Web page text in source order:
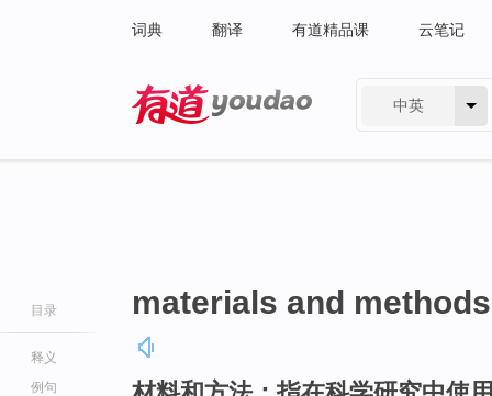
词典 翻译 有道精品课 云笔记
中英
目录
释义
例句
materials and methods